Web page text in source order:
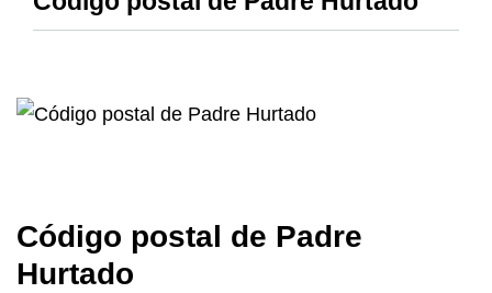
Código postal de Padre
Hurtado